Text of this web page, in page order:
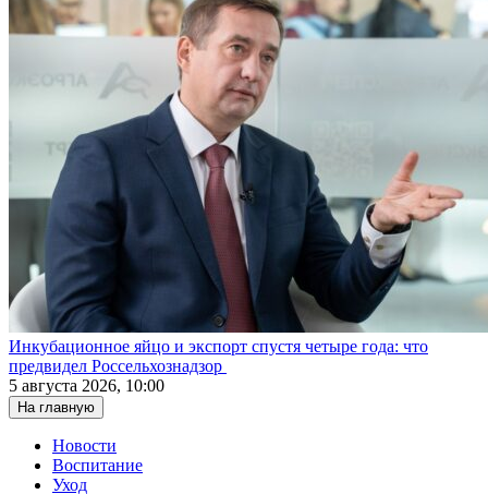
Инкубационное яйцо и экспорт спустя четыре года: что
предвидел Россельхознадзор
5 августа 2026, 10:00
На главную
Новости
Воспитание
Уход